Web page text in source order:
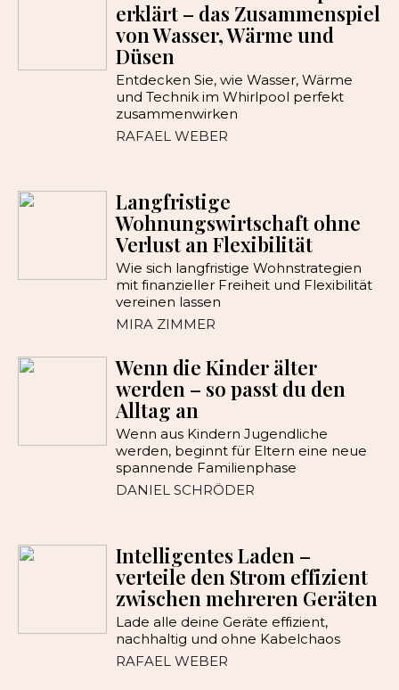
erklärt – das Zusammenspiel
von Wasser, Wärme und
Düsen
Entdecken Sie, wie Wasser, Wärme
und Technik im Whirlpool perfekt
zusammenwirken
RAFAEL WEBER
Langfristige
Wohnungswirtschaft ohne
Verlust an Flexibilität
Wie sich langfristige Wohnstrategien
mit finanzieller Freiheit und Flexibilität
vereinen lassen
MIRA ZIMMER
Wenn die Kinder älter
werden – so passt du den
Alltag an
Wenn aus Kindern Jugendliche
werden, beginnt für Eltern eine neue
spannende Familienphase
DANIEL SCHRÖDER
Intelligentes Laden –
verteile den Strom effizient
zwischen mehreren Geräten
Lade alle deine Geräte effizient,
nachhaltig und ohne Kabelchaos
RAFAEL WEBER